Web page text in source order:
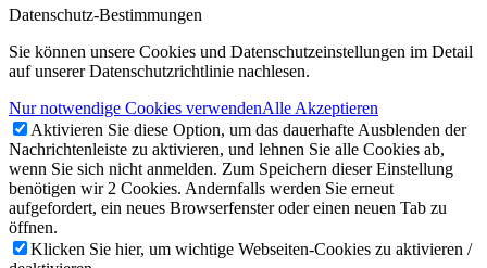
Datenschutz-Bestimmungen
Sie können unsere Cookies und Datenschutzeinstellungen im Detail
auf unserer Datenschutzrichtlinie nachlesen.
Nur notwendige Cookies verwendenAlle Akzeptieren
Aktivieren Sie diese Option, um das dauerhafte Ausblenden der
Nachrichtenleiste zu aktivieren, und lehnen Sie alle Cookies ab,
wenn Sie sich nicht anmelden. Zum Speichern dieser Einstellung
benötigen wir 2 Cookies. Andernfalls werden Sie erneut
aufgefordert, ein neues Browserfenster oder einen neuen Tab zu
öffnen.
Klicken Sie hier, um wichtige Webseiten-Cookies zu aktivieren /